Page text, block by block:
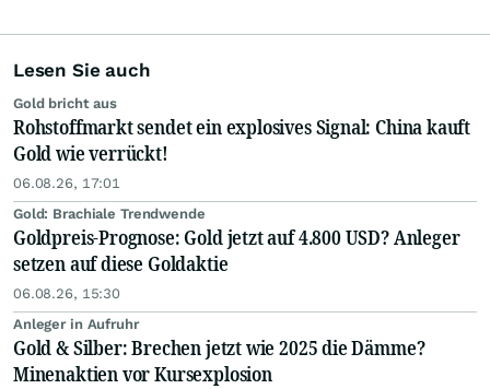
Lesen Sie auch
Gold bricht aus
Rohstoffmarkt sendet ein explosives Signal: China kauft
Gold wie verrückt!
06.08.26, 17:01
Gold: Brachiale Trendwende
Goldpreis-Prognose: Gold jetzt auf 4.800 USD? Anleger
setzen auf diese Goldaktie
06.08.26, 15:30
Anleger in Aufruhr
Gold & Silber: Brechen jetzt wie 2025 die Dämme?
Minenaktien vor Kursexplosion